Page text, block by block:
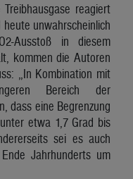
reagiert
unwahrscheinlich
Ausstoß in diesem
kommen die Autoren
„In Kombination mit
Bereich der
dass eine Begrenzung
etwa 1,7 Grad bis
sei es auch
Jahrhunderts um